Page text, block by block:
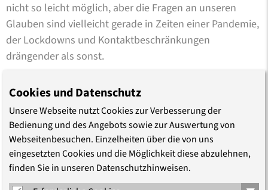
nicht so leicht möglich, aber die Fragen an unseren
Glauben sind vielleicht gerade in Zeiten einer Pandemie,
der Lockdowns und Kontaktbeschränkungen
drängender als sonst.
Der Abend zum Thema „Eine humane Christologie" ist
der Auftakt zu der Reihe
FRAG DOCH MAL… Online-Dialoge zu aktuellen
Glaubensfragen.
Der nächste Termin ist der 10.5.2021 mit dem Thema
„Die Bibel, verstanden als Literatur – Himmelfahrt".
Cookies und Datenschutz
Unsere Webseite nutzt Cookies zur Verbesserung der
Bedienung und des Angebots sowie zur Auswertung von
Webseitenbesuchen. Einzelheiten über die von uns
eingesetzten Cookies und die Möglichkeit diese abzulehnen,
finden Sie in unseren Datenschutzhinweisen.